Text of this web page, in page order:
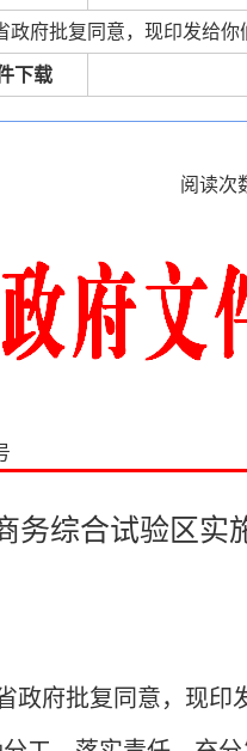
府批复同意，现印发给你
下载
阅读次
务综合试验区实
政府批复同意，现印